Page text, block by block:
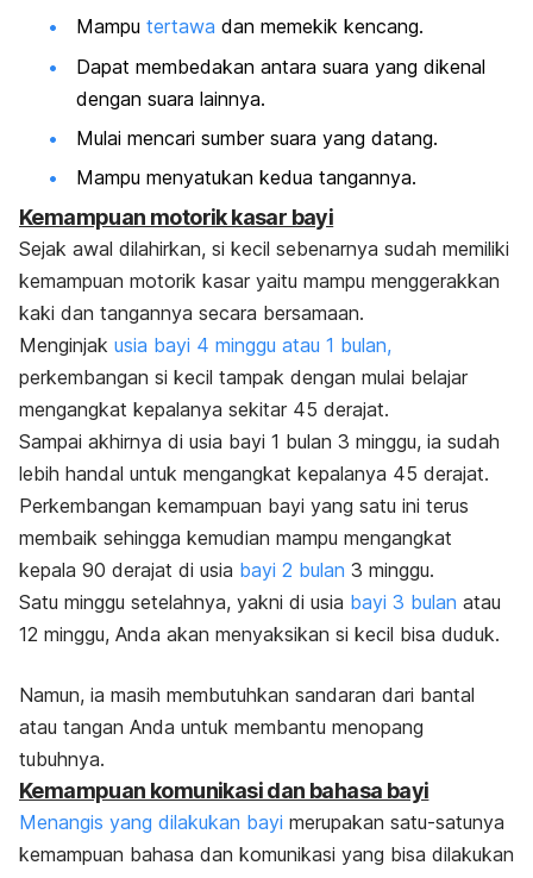
Mampu tertawa dan memekik kencang.
Dapat membedakan antara suara yang dikenal
dengan suara lainnya.
Mulai mencari sumber suara yang datang.
Mampu menyatukan kedua tangannya.
Kemampuan motorik kasar bayi
Sejak awal dilahirkan, si kecil sebenarnya sudah memiliki
kemampuan motorik kasar yaitu mampu menggerakkan
kaki dan tangannya secara bersamaan.
Menginjak usia bayi 4 minggu atau 1 bulan,
perkembangan si kecil tampak dengan mulai belajar
mengangkat kepalanya sekitar 45 derajat.
Sampai akhirnya di usia bayi 1 bulan 3 minggu, ia sudah
lebih handal untuk mengangkat kepalanya 45 derajat.
Perkembangan kemampuan bayi yang satu ini terus
membaik sehingga kemudian mampu mengangkat
kepala 90 derajat di usia bayi 2 bulan 3 minggu.
Satu minggu setelahnya, yakni di usia bayi 3 bulan atau
12 minggu, Anda akan menyaksikan si kecil bisa duduk.
Namun, ia masih membutuhkan sandaran dari bantal
atau tangan Anda untuk membantu menopang
tubuhnya.
Kemampuan komunikasi dan bahasa bayi
Menangis yang dilakukan bayi merupakan satu-satunya
kemampuan bahasa dan komunikasi yang bisa dilakukan